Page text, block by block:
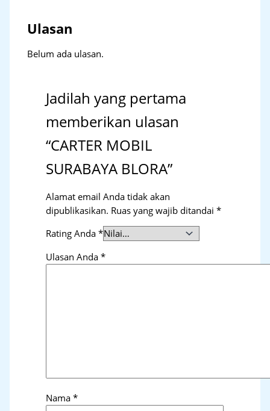
Ulasan
Belum ada ulasan.
Jadilah yang pertama
memberikan ulasan
“CARTER MOBIL
SURABAYA BLORA”
Alamat email Anda tidak akan
dipublikasikan. Ruas yang wajib ditandai*
Rating Anda*
Ulasan Anda*
Nama*